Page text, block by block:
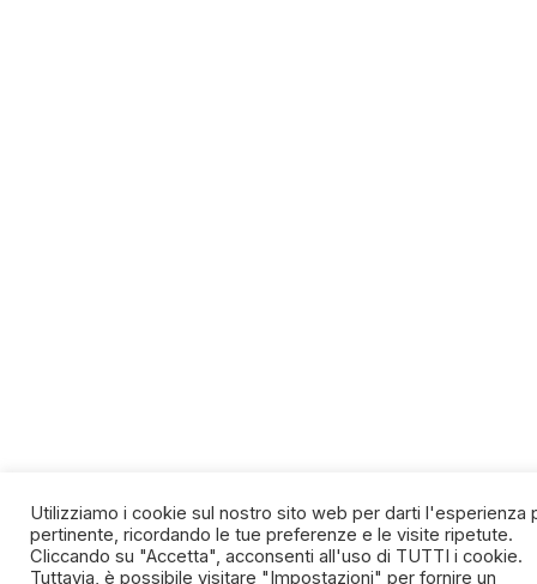
Utilizziamo i cookie sul nostro sito web per darti l'esperienza
pertinente, ricordando le tue preferenze e le visite ripetute.
Cliccando su "Accetta", acconsenti all'uso di TUTTI i cookie.
Tuttavia, è possibile visitare "Impostazioni" per fornire un